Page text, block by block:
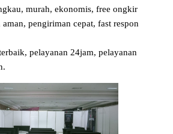
murah, ekonomis, free ongkir
pengiriman cepat, fast respon
pelayanan 24jam, pelayanan